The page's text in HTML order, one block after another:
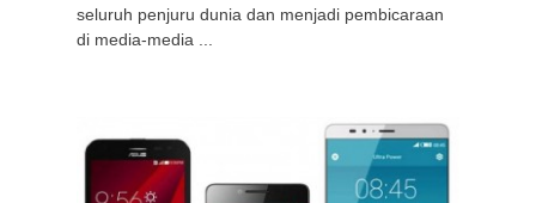
seluruh penjuru dunia dan menjadi pembicaraan
di media-media ...